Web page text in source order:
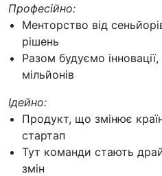
Професійно:
Менторство від
рішень
Разом будуємо
мільйонів
Ідейно:
Продукт, що змінює
стартап
Тут команди стають
змін